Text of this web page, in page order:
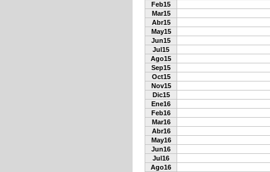
Feb15
Mar15
Abr15
May15
Jun15
Jul15
Ago15
Sep15
Oct15
Nov15
Dic15
Ene16
Feb16
Mar16
Abr16
May16
Jun16
Jul16
Ago16